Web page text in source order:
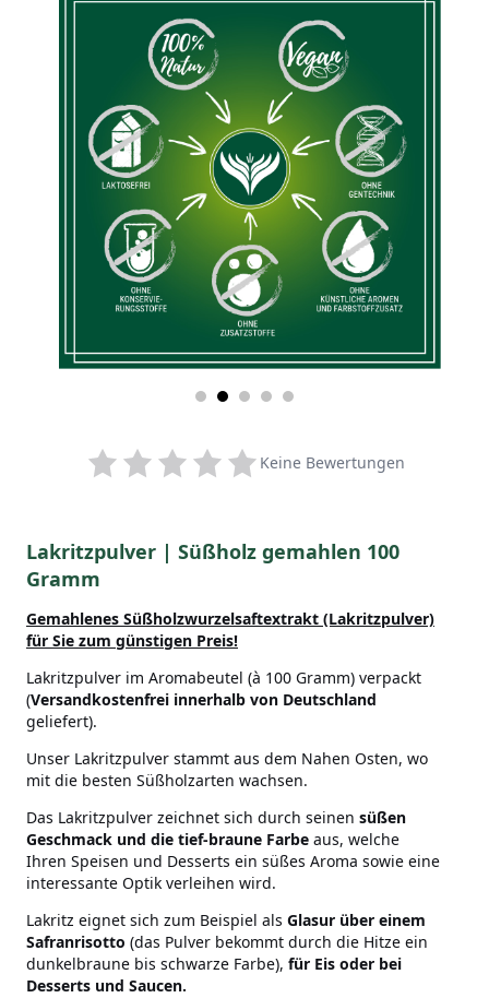
Keine Bewertungen
Lakritzpulver | Süßholz gemahlen 100
Gramm
Gemahlenes Süßholzwurzelsaftextrakt (Lakritzpulver)
für Sie zum günstigen Preis!
Lakritzpulver im Aromabeutel (à 100 Gramm) verpackt
(Versandkostenfrei innerhalb von Deutschland
geliefert).
Unser Lakritzpulver stammt aus dem Nahen Osten, wo
mit die besten Süßholzarten wachsen.
Das Lakritzpulver zeichnet sich durch seinen süßen
Geschmack und die tief-braune Farbe aus, welche
Ihren Speisen und Desserts ein süßes Aroma sowie eine
interessante Optik verleihen wird.
Lakritz eignet sich zum Beispiel als Glasur über einem
Safranrisotto (das Pulver bekommt durch die Hitze ein
dunkelbraune bis schwarze Farbe), für Eis oder bei
Desserts und Saucen.